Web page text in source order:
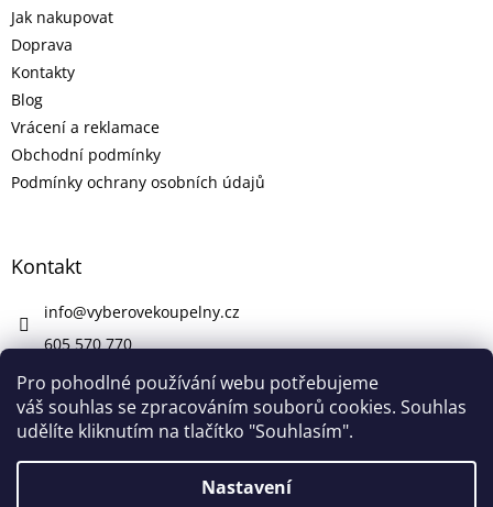
Pro pohodlné používání webu potřebujeme
váš souhlas se zpracováním souborů cookies. Souhlas
udělíte kliknutím na tlačítko "Souhlasím".
Nastavení
Jak nakupovat
Doprava
Kontakty
Blog
Vrácení a reklamace
Obchodní podmínky
Podmínky ochrany osobních údajů
Kontakt
info@vyberovekoupelny.cz
605 570 770
https://www.facebook.com/vyberovekoupelny/